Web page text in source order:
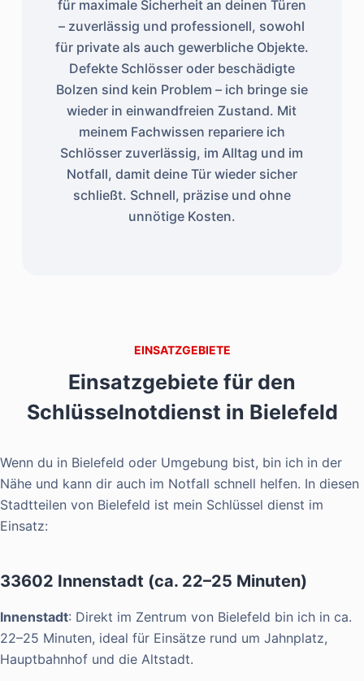
für maximale Sicherheit an deinen Türen
– zuverlässig und professionell, sowohl
für private als auch gewerbliche Objekte.
Defekte Schlösser oder beschädigte
Bolzen sind kein Problem – ich bringe sie
wieder in einwandfreien Zustand. Mit
meinem Fachwissen repariere ich
Schlösser zuverlässig, im Alltag und im
Notfall, damit deine Tür wieder sicher
schließt. Schnell, präzise und ohne
unnötige Kosten.
EINSATZGEBIETE
Einsatzgebiete für den
Schlüsselnotdienst in Bielefeld
Wenn du in Bielefeld oder Umgebung bist, bin ich in der
Nähe und kann dir auch im Notfall schnell helfen. In diesen
Stadtteilen von Bielefeld ist mein Schlüssel dienst im
Einsatz:
33602 Innenstadt (ca. 22–25 Minuten)
Innenstadt: Direkt im Zentrum von Bielefeld bin ich in ca.
22–25 Minuten, ideal für Einsätze rund um Jahnplatz,
Hauptbahnhof und die Altstadt.